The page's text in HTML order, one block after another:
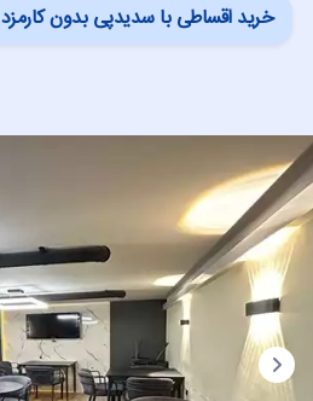
خرید اقساطی با سدیدپی بدون کارمزد